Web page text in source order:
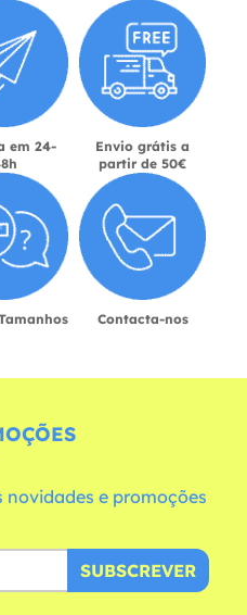
em 24-
Envio grátis a
partir de 50€
Contacta-nos
novidades e promoções
SUBSCREVER